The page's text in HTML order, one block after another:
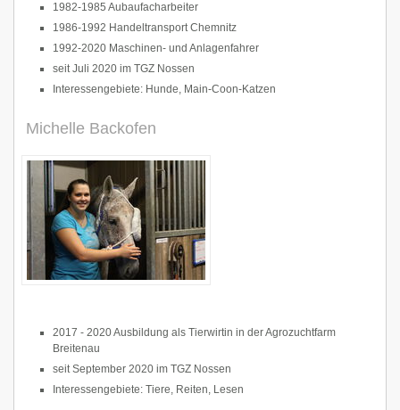
1982-1985 Aubaufacharbeiter
1986-1992 Handeltransport Chemnitz
1992-2020 Maschinen- und Anlagenfahrer
seit Juli 2020 im TGZ Nossen
Interessengebiete: Hunde, Main-Coon-Katzen
Michelle Backofen
2017 - 2020 Ausbildung als Tierwirtin in der Agrozuchtfarm
Breitenau
seit September 2020 im TGZ Nossen
Interessengebiete: Tiere, Reiten, Lesen